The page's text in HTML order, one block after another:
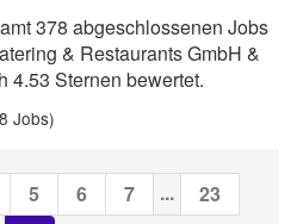
378 abgeschlossenen Jobs
& Restaurants GmbH &
4.53 Sternen bewertet.
Jobs)
5 6 7 ... 23